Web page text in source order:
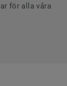
för alla våra